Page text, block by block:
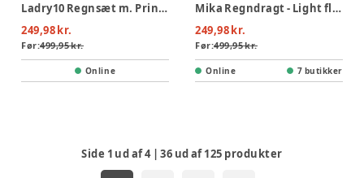
Ladry10 Regnsæt m. Print - Tradewinds
249,98 kr.
Før:499,95 kr.
Online
Mika Regndragt - Light flint letters
249,98 kr.
Før:499,95 kr.
Online 7 butikker
Side 1 ud af4 |36 ud af125 produkter